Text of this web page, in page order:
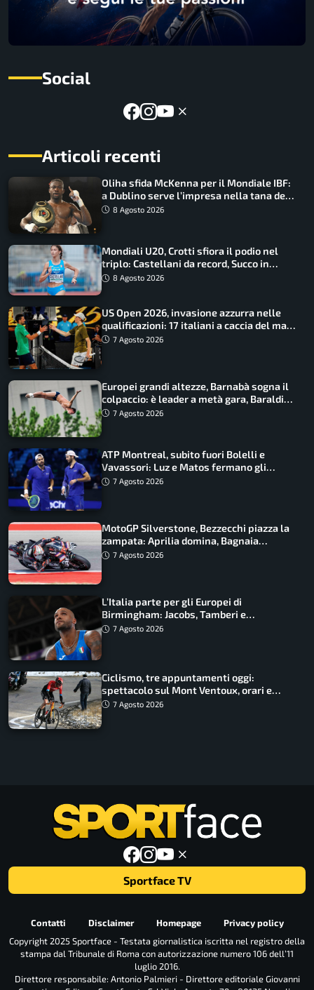
Social
Articoli recenti
Oliha sfida McKenna per il Mondiale IBF:
a Dublino serve l’impresa nella tana del
lupo8 Agosto 2026
Mondiali U20, Crotti sfiora il podio nel
triplo: Castellani da record, Succo in
finale
8 Agosto 2026
US Open 2026, invasione azzurra nelle
qualificazioni: 17 italiani a caccia del main
draw7 Agosto 2026
Europei grandi altezze, Barnabà sogna il
colpaccio: è leader a metà gara, Baraldi
ancora in corsa
7 Agosto 2026
ATP Montreal, subito fuori Bolelli e
Vavassori: Luz e Matos fermano gli
azzurri
7 Agosto 2026
MotoGP Silverstone, Bezzecchi piazza la
zampata: Aprilia domina, Bagnaia
costretto al Q1
7 Agosto 2026
L’Italia parte per gli Europei di
Birmingham: Jacobs, Tamberi e
Battocletti guidano una spedizione
7 Agosto 2026
Ciclismo, tre appuntamenti oggi:
spettacolo sul Mont Ventoux, orari e
come vederli
7 Agosto 2026
Sportface TV
Contatti Disclaimer Homepage
Privacy policy
Copyright 2025 Sportface - Testata giornalistica iscritta nel registro della
stampa dal Tribunale di Roma con autorizzazione numero 106 dell’11
luglio 2016.
Direttore responsabile: Antonio Palmieri - Direttore editoriale Giovanni